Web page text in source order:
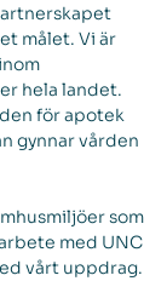
målet. Vi är
hela landet.
för apotek
gynnar vården
som
med UNC
vårt uppdrag.